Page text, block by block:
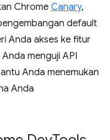
Chrome Canary,
default
Anda akses ke fitur
menguji API
Anda menemukan
Anda